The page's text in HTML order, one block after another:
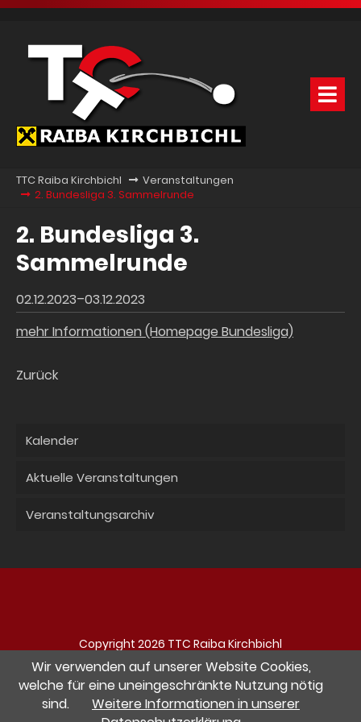
TTC Raiba Kirchbichl
Veranstaltungen
2. Bundesliga 3. Sammelrunde
2. Bundesliga 3.
Sammelrunde
02.12.2023–03.12.2023
mehr Informationen (Homepage Bundesliga)
Zurück
Kalender
Aktuelle Veranstaltungen
Veranstaltungsarchiv
Copyright 2026 TTC Raiba Kirchbichl
Navigation
überspringen
Impressum Datenschutz Kontakt
Wir verwenden auf unserer Website Cookies,
welche für eine uneingeschränkte Nutzung nötig
sind.
Weitere Informationen in unserer